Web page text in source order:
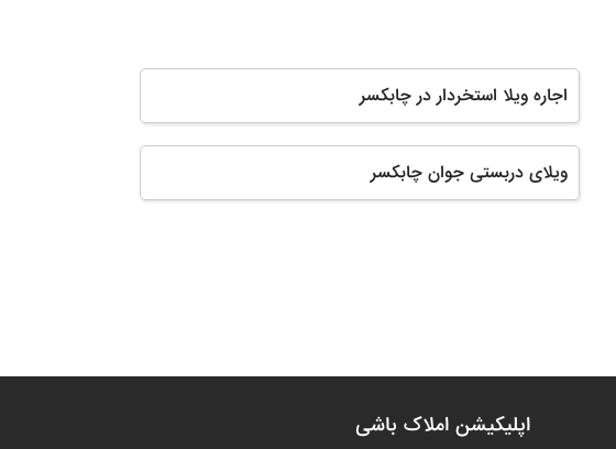
اجاره ویلا استخردار در چابکسر
ویلای دربستی جوان چابکسر
اپلیکیشن املاک باشی